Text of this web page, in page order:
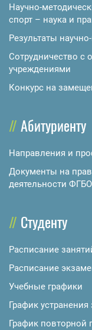
Научно-
спорт – наука и
Результаты
Сотрудничество с
учреждениями
Конкурс на
Абитуриенту
Направления и
Документы на
деятельности
Студенту
Расписание
Расписание
Учебные графики
График
График повторной